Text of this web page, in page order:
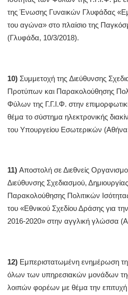
της Ένωσης Γυναικών Γλυφάδας
του αγώνα» στο πλαίσιο της
(Γλυφάδα, 10/3/2018).
10) Συμμετοχή της Διεύθυνσης
Προτύπων και Παρακολούθησης
Φύλων της Γ.Γ.Ι.Φ. στην
θέμα το σύστημα ηλεκτρονικής
του Υπουργείου Εσωτερικών
11) Αποστολή σε Διεθνείς
Διεύθυνσης Σχεδιασμού,
Παρακολούθησης Πολιτικών
του «Εθνικού Σχεδίου Δράσης για
2016-2020» στην αγγλική γλώσσα
12) Εμπεριστατωμένη ενημέρωση
όλων των υπηρεσιακών μονάδων
λοιπών φορέων με θέμα την επιτυχή